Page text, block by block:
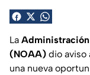
La
(NOAA) dio aviso
una nueva